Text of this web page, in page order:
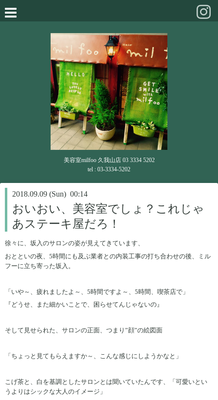
美容室milfoo 久我山店 03 3334 5202
tel : 03-3334-5202
2018.09.09 (Sun) 00:14
おいおい、美容室でしょ？これじゃ
あステーキ屋だろ！
徐々に、坂入のサロンの姿が見えてきています、
おとといの夜、5時間にも及ぶ業者との内装工事の打ち合わせの後、ミル
フーに立ち寄った坂入。
「いや～、疲れましたよ～、5時間ですよ～、5時間、喫茶店で」
『どうせ、また細かいことで、困らせてんじゃないの』
そして見せられた、サロンの正面、つまり”顔”の絵図面
「ちょっと見てもらえますか～、こんな感じにしようかなと」
こげ茶と、白を基調としたサロンとは聞いていたんです、「可愛いとい
うよりはシックな大人のイメージ」